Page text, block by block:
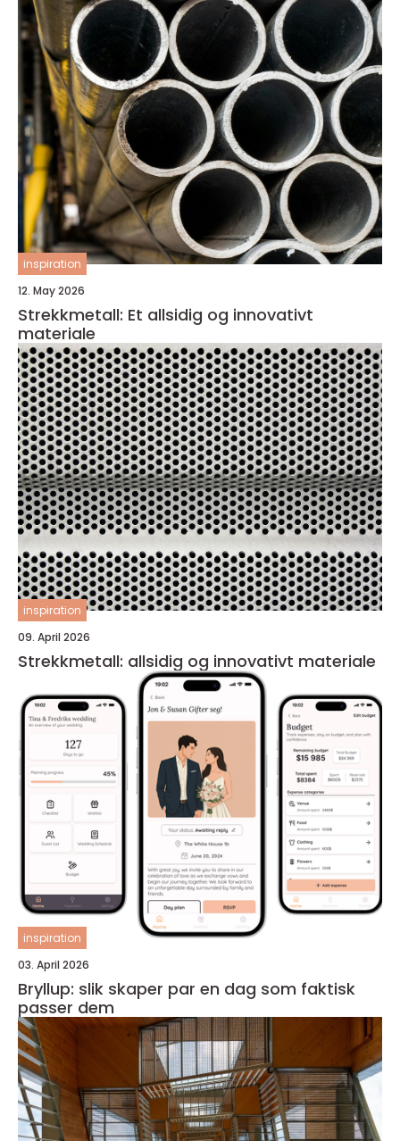
inspiration
12. May 2026
Strekkmetall: Et allsidig og innovativt
materiale
inspiration
09. April 2026
Strekkmetall: allsidig og innovativt materiale
inspiration
03. April 2026
Bryllup: slik skaper par en dag som faktisk
passer dem